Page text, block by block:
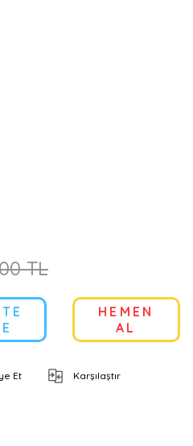
TL
HEMEN
AL
Et Karşılaştır